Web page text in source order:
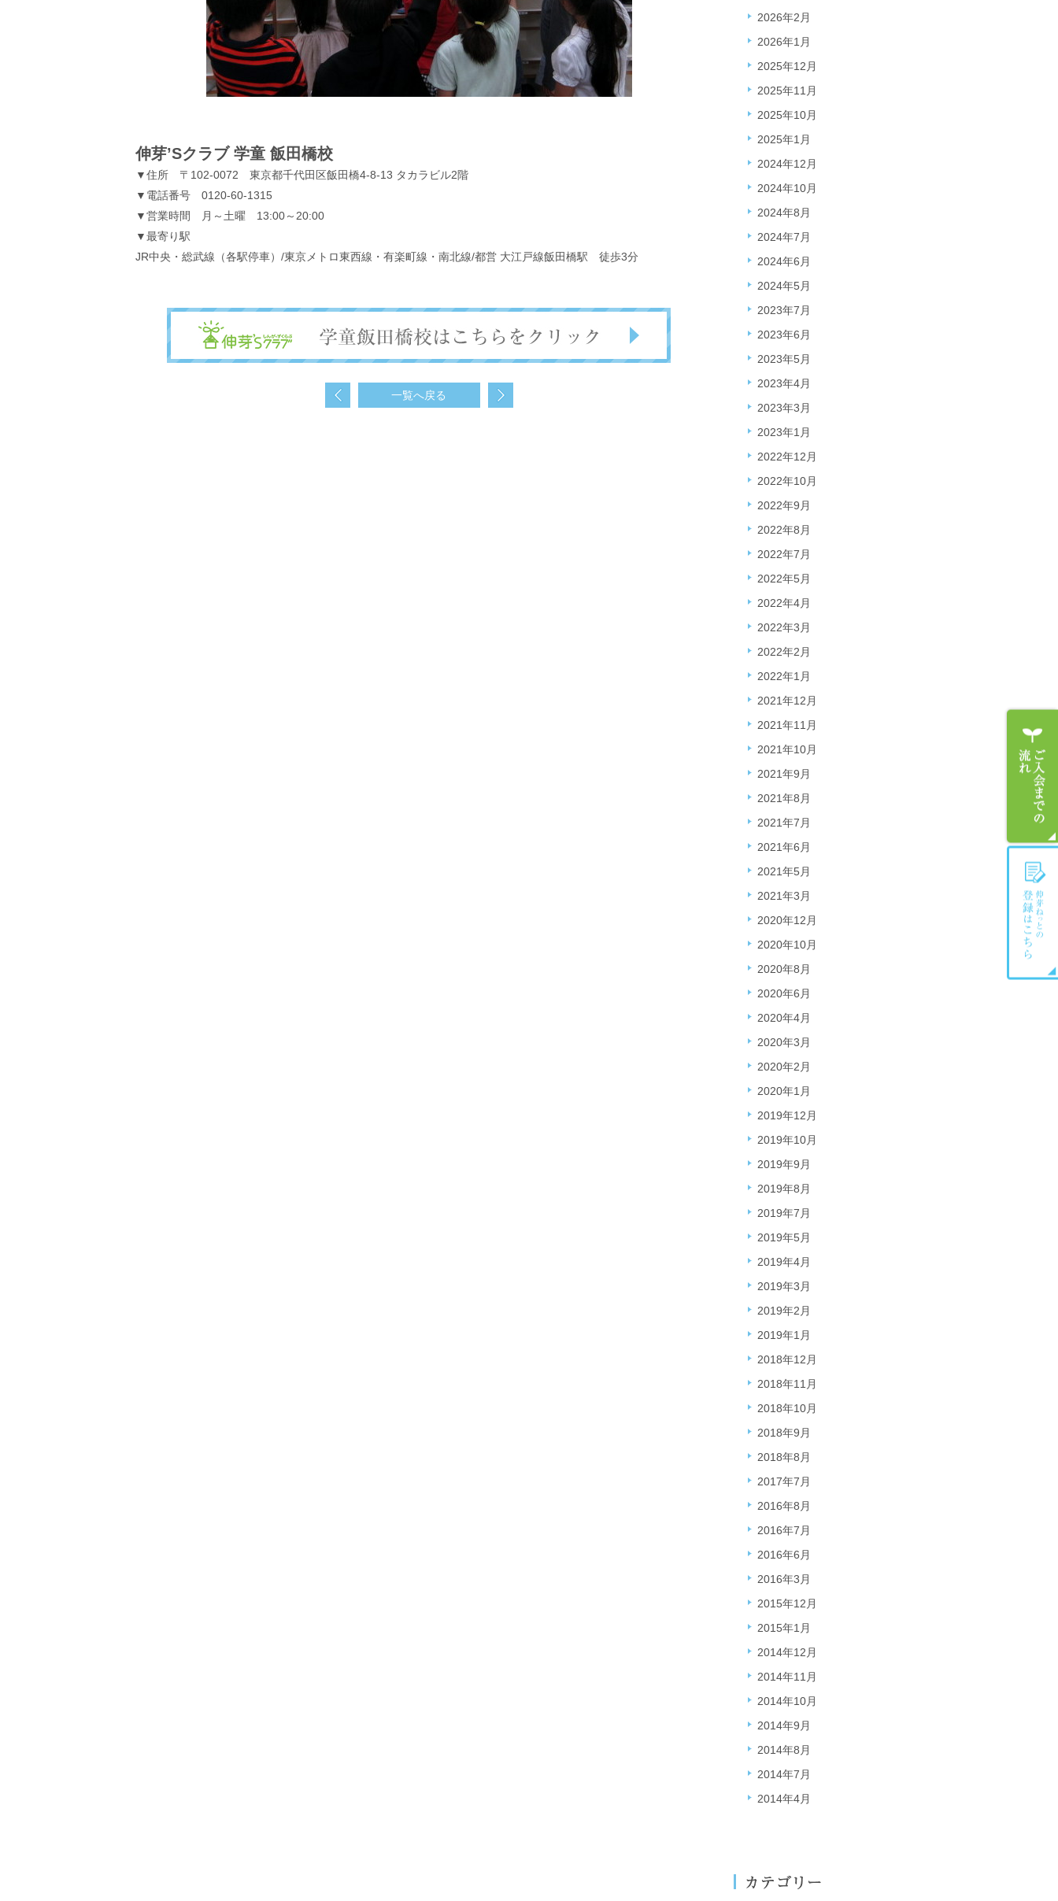
伸芽’Sクラブ 学童 飯田橋校
▼住所 〒102-0072 東京都千代田区飯田橋4-8-13 タカラビル2階
▼電話番号 0120-60-1315
▼営業時間 月～土曜 13:00～20:00
▼最寄り駅
JR中央・総武線（各駅停車）/東京メトロ東西線・有楽町線・南北線/都営 大江戸線飯田橋駅 徒歩3分
一覧へ戻る
2026年2月
2026年1月
2025年12月
2025年11月
2025年10月
2025年1月
2024年12月
2024年10月
2024年8月
2024年7月
2024年6月
2024年5月
2023年7月
2023年6月
2023年5月
2023年4月
2023年3月
2023年1月
2022年12月
2022年10月
2022年9月
2022年8月
2022年7月
2022年5月
2022年4月
2022年3月
2022年2月
2022年1月
2021年12月
2021年11月
2021年10月
2021年9月
2021年8月
2021年7月
2021年6月
2021年5月
2021年3月
2020年12月
2020年10月
2020年8月
2020年6月
2020年4月
2020年3月
2020年2月
2020年1月
2019年12月
2019年10月
2019年9月
2019年8月
2019年7月
2019年5月
2019年4月
2019年3月
2019年2月
2019年1月
2018年12月
2018年11月
2018年10月
2018年9月
2018年8月
2017年7月
2016年8月
2016年7月
2016年6月
2016年3月
2015年12月
2015年1月
2014年12月
2014年11月
2014年10月
2014年9月
2014年8月
2014年7月
2014年4月